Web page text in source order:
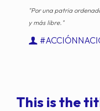
"Por una patria
y más libre."
This is the